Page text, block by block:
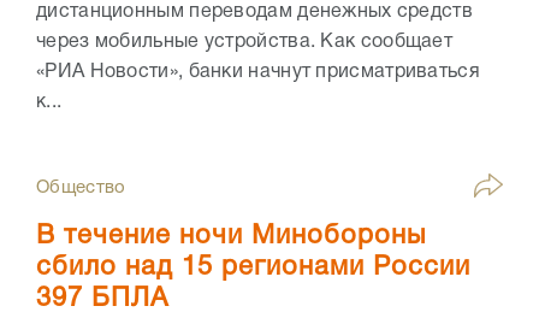
дистанционным переводам денежных средств
через мобильные устройства. Как сообщает
«РИА Новости», банки начнут присматриваться
к...
Общество
В течение ночи Минобороны
сбило над 15 регионами России
397 БПЛА